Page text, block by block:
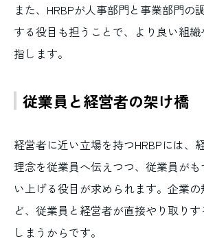
また、HRBPが人事部門と事業部門の
する役目も担うことで、より良い組織
指します。
従業員と経営者の架け橋
経営者に近い立場を持つHRBPには、
理念を従業員へ伝えつつ、従業員が
い上げる役目が求められます。企業
ど、従業員と経営者が直接やり取り
しまうからです。